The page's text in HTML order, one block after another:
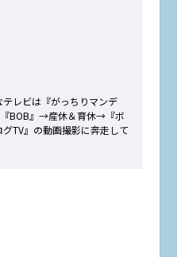
レビは『がっちりマンデ
BOB』→産休＆育休→『ボ
TV』の動画撮影に奔走して